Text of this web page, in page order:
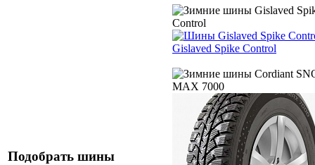
Подобрать шины
Gislaved Spike Control